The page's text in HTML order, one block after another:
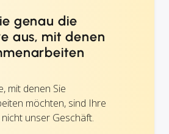
genau die
aus, mit denen
mit denen Sie
möchten, sind Ihre
unser Geschäft.